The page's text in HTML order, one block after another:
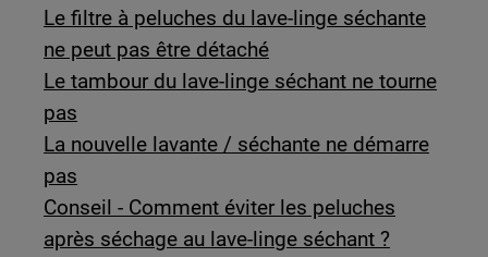
Le filtre à peluches du lave-linge séchante
ne peut pas être détaché
Le tambour du lave-linge séchant ne tourne
pas
La nouvelle lavante / séchante ne démarre
pas
Conseil - Comment éviter les peluches
après séchage au lave-linge séchant ?